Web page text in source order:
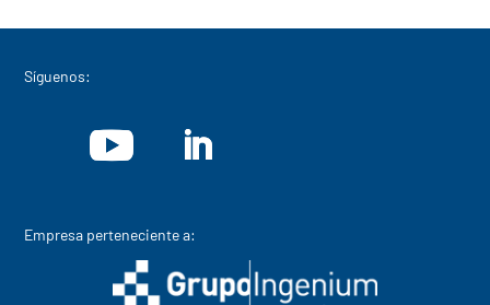
Síguenos:
Empresa perteneciente a: